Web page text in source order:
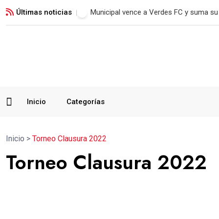
Últimas noticias Jorge Vega conquista su quinto oro y
Inicio Categorías
Inicio > Torneo Clausura 2022
Torneo Clausura 2022